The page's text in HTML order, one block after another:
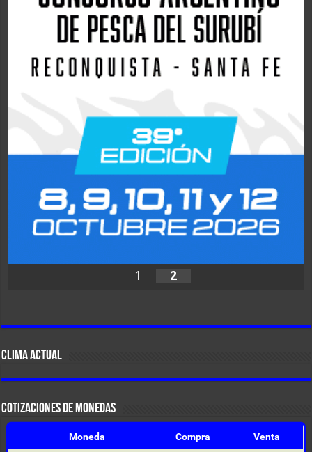
1 2
CLIMA ACTUAL
COTIZACIONES DE MONEDAS
Moneda Compra Venta